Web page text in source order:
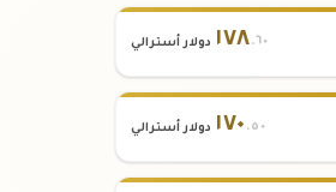
١٧٨.٦٠ دولار أسترالي
١٧٠ .٥٠ دولار أسترالي